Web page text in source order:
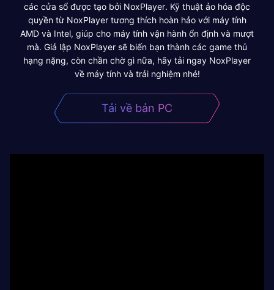
các cửa sổ được tạo bởi NoxPlayer. Kỹ thuật ảo hóa độc
quyền từ NoxPlayer tương thích hoàn hảo với máy tính
AMD và Intel, giúp cho máy tính vận hành ổn định và mượt
mà. Giả lập NoxPlayer sẽ biến bạn thành các game thủ
hạng nặng, còn chần chờ gì nữa, hãy tải ngay NoxPlayer
về máy tính và trải nghiệm nhé!
Tải về bản PC